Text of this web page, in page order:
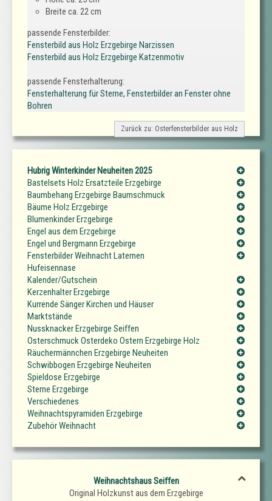
Breite ca. 22 cm
passende Fensterbilder:
Fensterbild aus Holz Erzgebirge Narzissen
Fensterbild aus Holz Erzgebirge Katzenmotiv
passende Fensterhalterung:
Fensterhalterung für Sterne, Fensterbilder an Fenster ohne
Bohren
Zurück zu: Osterfensterbilder aus Holz
Hubrig Winterkinder Neuheiten 2025
Bastelsets Holz Ersatzteile Erzgebirge
Baumbehang Erzgebirge Baumschmuck
Bäume Holz Erzgebirge
Blumenkinder Erzgebirge
Engel aus dem Erzgebirge
Engel und Bergmann Erzgebirge
Fensterbilder Weihnacht Laternen
Hufeisennase
Kalender/Gutschein
Kerzenhalter Erzgebirge
Kurrende Sänger Kirchen und Häuser
Marktstände
Nussknacker Erzgebirge Seiffen
Osterschmuck Osterdeko Ostern Erzgebirge Holz
Räuchermännchen Erzgebirge Neuheiten
Schwibbogen Erzgebirge Neuheiten
Spieldose Erzgebirge
Sterne Erzgebirge
Verschiedenes
Weihnachtspyramiden Erzgebirge
Zubehör Weihnacht
Weihnachtshaus Seiffen
Original Holzkunst aus dem Erzgebirge